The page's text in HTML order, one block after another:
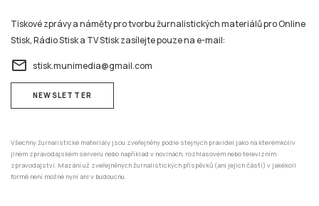
Tiskové zprávy a náměty pro tvorbu žurnalistických materiálů pro Online
Stisk, Rádio Stisk a TV Stisk zasílejte pouze na e-mail:
email stisk.munimedia@gmail.com
NEWSLETTER
Všechny žurnalistické materiály jsou zveřejněny podle stejných pravidel jako na kterémkoliv
jiném zpravodajském serveru nebo například v novinách, rozhlasovém nebo televizním
zpravodajství. Mazání už zveřejněných žurnalistických příspěvků (ani jejich částí) v jakékoli
formě není možné nyní ani v budoucnu.